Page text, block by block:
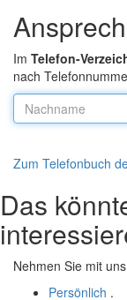
Im Telefon-
nach
Nachname:
Zum Telefonbuch
Das
Nehmen Sie mit
Persönlich .